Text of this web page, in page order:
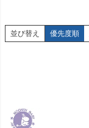
並び替え 優先度順